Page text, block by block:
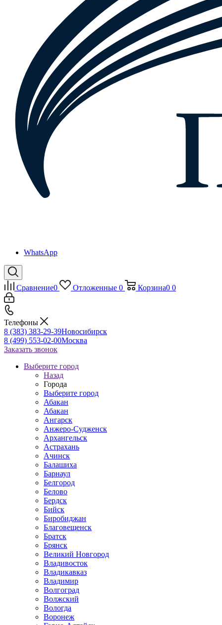
WhatsApp
Сравнение0 Отложенные 0 Корзина0 0
Телефоны
8 (383) 383-29-39Новосибирск
8 (499) 553-02-00Москва
Заказать звонок
Выберите город
Назад
Города
Выберите город
Абакан
Абакан
Ангарск
Анжеро-Судженск
Архангельск
Астрахань
Ачинск
Балашиха
Барнаул
Белгород
Белово
Бердск
Бийск
Биробиджан
Благовещенск
Братск
Брянск
Великий Новгород
Владивосток
Владикавказ
Владимир
Волгоград
Волжский
Вологда
Воронеж